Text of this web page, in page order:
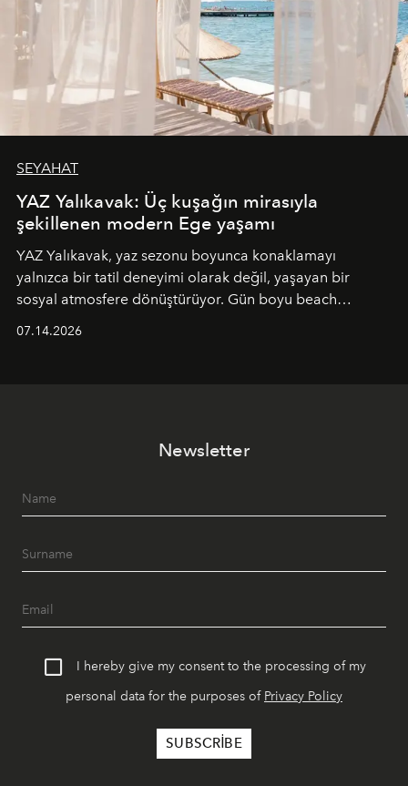
SEYAHAT
YAZ Yalıkavak: Üç kuşağın mirasıyla
şekillenen modern Ege yaşamı
YAZ Yalıkavak, yaz sezonu boyunca konaklamayı
yalnızca bir tatil deneyimi olarak değil, yaşayan bir
sosyal atmosfere dönüştürüyor. Gün boyu beach
geceye taşıyarak her hafta farklı bir deneyim sunuyor.
07.14.2026
Newsletter
I hereby give my consent to the processing of my
personal data for the purposes of Privacy Policy